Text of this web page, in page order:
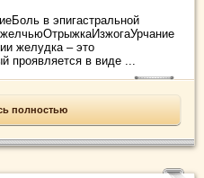
в эпигастральной
желудка – это
проявляется в виде ...
полностью